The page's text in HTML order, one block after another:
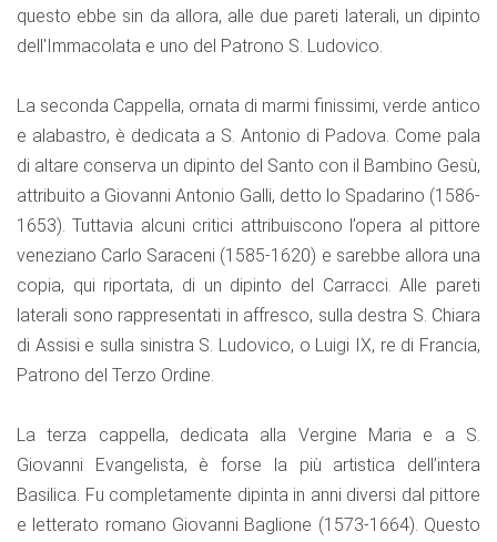
questo ebbe sin da allora, alle due pareti laterali, un dipinto
dell'Immacolata e uno del Patrono S. Ludovico.
La seconda Cappella, ornata di marmi finissimi, verde antico
e alabastro, è dedicata a S. Antonio di Padova. Come pala
di altare conserva un dipinto del Santo con il Bambino Gesù,
attribuito a Giovanni Antonio Galli, detto lo Spadarino (1586-
1653). Tuttavia alcuni critici attribuiscono l’opera al pittore
veneziano Carlo Saraceni (1585-1620) e sarebbe allora una
copia, qui riportata, di un dipinto del Carracci. Alle pareti
laterali sono rappresentati in affresco, sulla destra S. Chiara
di Assisi e sulla sinistra S. Ludovico, o Luigi IX, re di Francia,
Patrono del Terzo Ordine.
La terza cappella, dedicata alla Vergine Maria e a S.
Giovanni Evangelista, è forse la più artistica dell’intera
Basilica. Fu completamente dipinta in anni diversi dal pittore
e letterato romano Giovanni Baglione (1573-1664). Questo